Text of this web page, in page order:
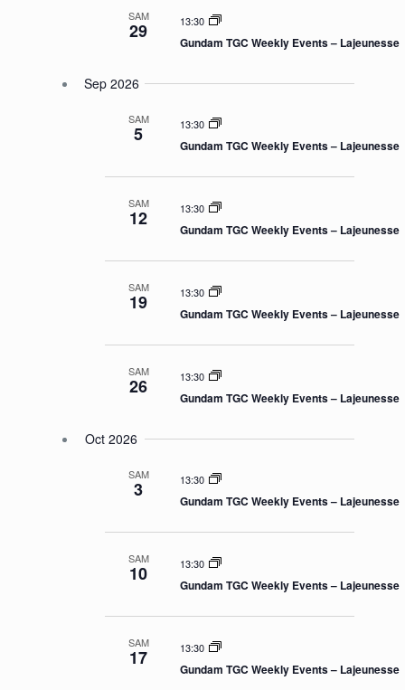
SAM
29 13:30
Gundam TGC Weekly Events – Lajeunesse
Sep 2026
SAM
5 13:30
Gundam TGC Weekly Events – Lajeunesse
SAM
12 13:30
Gundam TGC Weekly Events – Lajeunesse
SAM
19 13:30
Gundam TGC Weekly Events – Lajeunesse
SAM
26 13:30
Gundam TGC Weekly Events – Lajeunesse
Oct 2026
SAM
3 13:30
Gundam TGC Weekly Events – Lajeunesse
SAM
10 13:30
Gundam TGC Weekly Events – Lajeunesse
SAM
17 13:30
Gundam TGC Weekly Events – Lajeunesse